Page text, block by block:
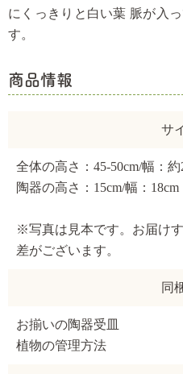
にくっきりと白い葉 脈が入
す。
商品情報
サ
全体の高さ：45-50cm/幅：約
陶器の高さ：15cm/幅：18cm
※写真は見本です。お届け
差がございます。
同
お揃いの陶器受皿
植物の管理方法